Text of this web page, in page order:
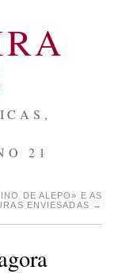
21
DE ALEPO» E AS
ENVIESADAS →